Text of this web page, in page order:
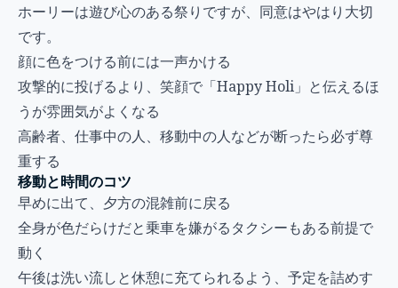
ホーリーは遊び心のある祭りですが、同意はやはり大切
です。
顔に色をつける前には一声かける
攻撃的に投げるより、笑顔で「Happy Holi」と伝えるほ
うが雰囲気がよくなる
高齢者、仕事中の人、移動中の人などが断ったら必ず尊
重する
移動と時間のコツ
早めに出て、夕方の混雑前に戻る
全身が色だらけだと乗車を嫌がるタクシーもある前提で
動く
午後は洗い流しと休憩に充てられるよう、予定を詰めす